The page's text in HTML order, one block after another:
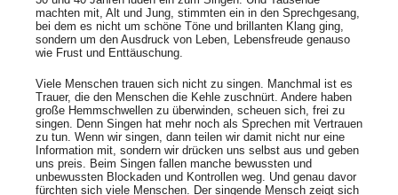
machten mit, Alt und Jung, stimmten ein in den Sprechgesang,
bei dem es nicht um schöne Töne und brillanten Klang ging,
sondern um den Ausdruck von Leben, Lebensfreude genauso
wie Frust und Enttäuschung.
Viele Menschen trauen sich nicht zu singen. Manchmal ist es
Trauer, die den Menschen die Kehle zuschnürt. Andere haben
große Hemmschwellen zu überwinden, scheuen sich, frei zu
singen. Denn Singen hat mehr noch als Sprechen mit Vertrauen
zu tun. Wenn wir singen, dann teilen wir damit nicht nur eine
Information mit, sondern wir drücken uns selbst aus und geben
uns preis. Beim Singen fallen manche bewussten und
unbewussten Blockaden und Kontrollen weg. Und genau davor
fürchten sich viele Menschen. Der singende Mensch zeigt sich